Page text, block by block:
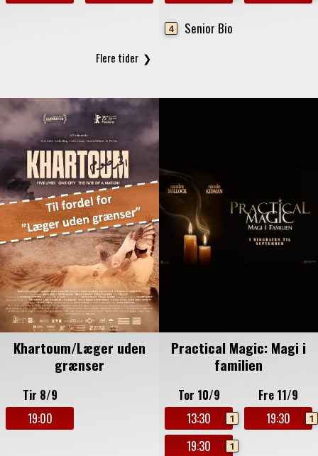
4 Senior Bio
Khartoum/Læger uden
grænser
Tir 8/9
19:00
Practical Magic: Magi i
familien
Tor 10/9
13:30
1
19:30 1
Fre 11/9
19:30
1